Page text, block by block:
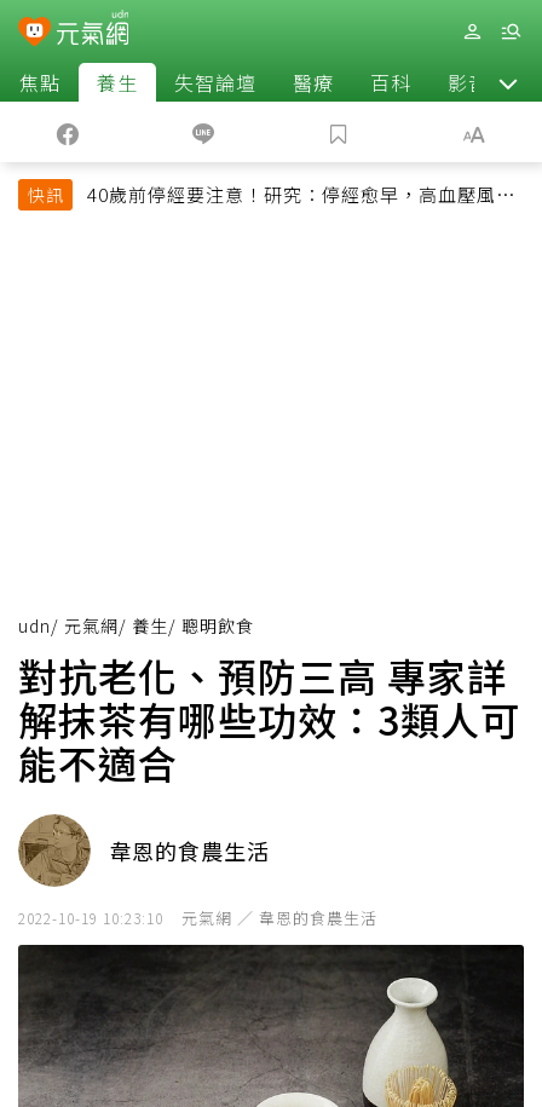
焦點 養生 失智論壇 醫療 百科 影音
快訊
40歲前停經要注意！研究：停經愈早，高血壓風險
udn/ 元氣網/ 養生/ 聰明飲食
對抗老化、預防三高 專家詳
解抹茶有哪些功效：3類人可
能不適合
韋恩的食農生活
2022-10-19 10:23:10 元氣網 ／ 韋恩的食農生活